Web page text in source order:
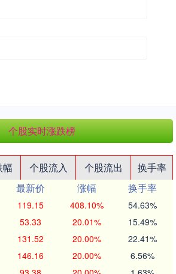
个股实时涨跌榜
幅 个股流入 个股流出
换手率
最新价 涨幅
换手率
119.15 408.10% 54.63%
53.33 20.01% 15.49%
131.52 20.00% 22.41%
146.16 20.00% 6.56%